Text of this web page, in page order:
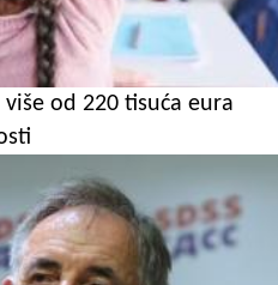
od 220 tisuća eura